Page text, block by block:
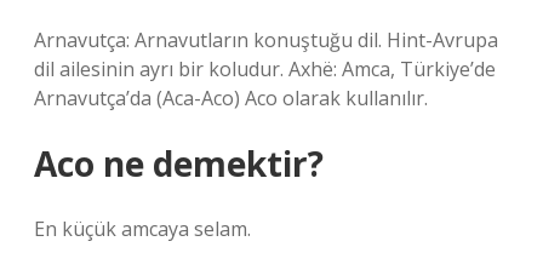
Arnavutça: Arnavutların konuştuğu dil. Hint-Avrupa
dil ailesinin ayrı bir koludur. Axhë: Amca, Türkiye’de
Arnavutça’da (Aca-Aco) Aco olarak kullanılır.
Aco ne demektir?
En küçük amcaya selam.